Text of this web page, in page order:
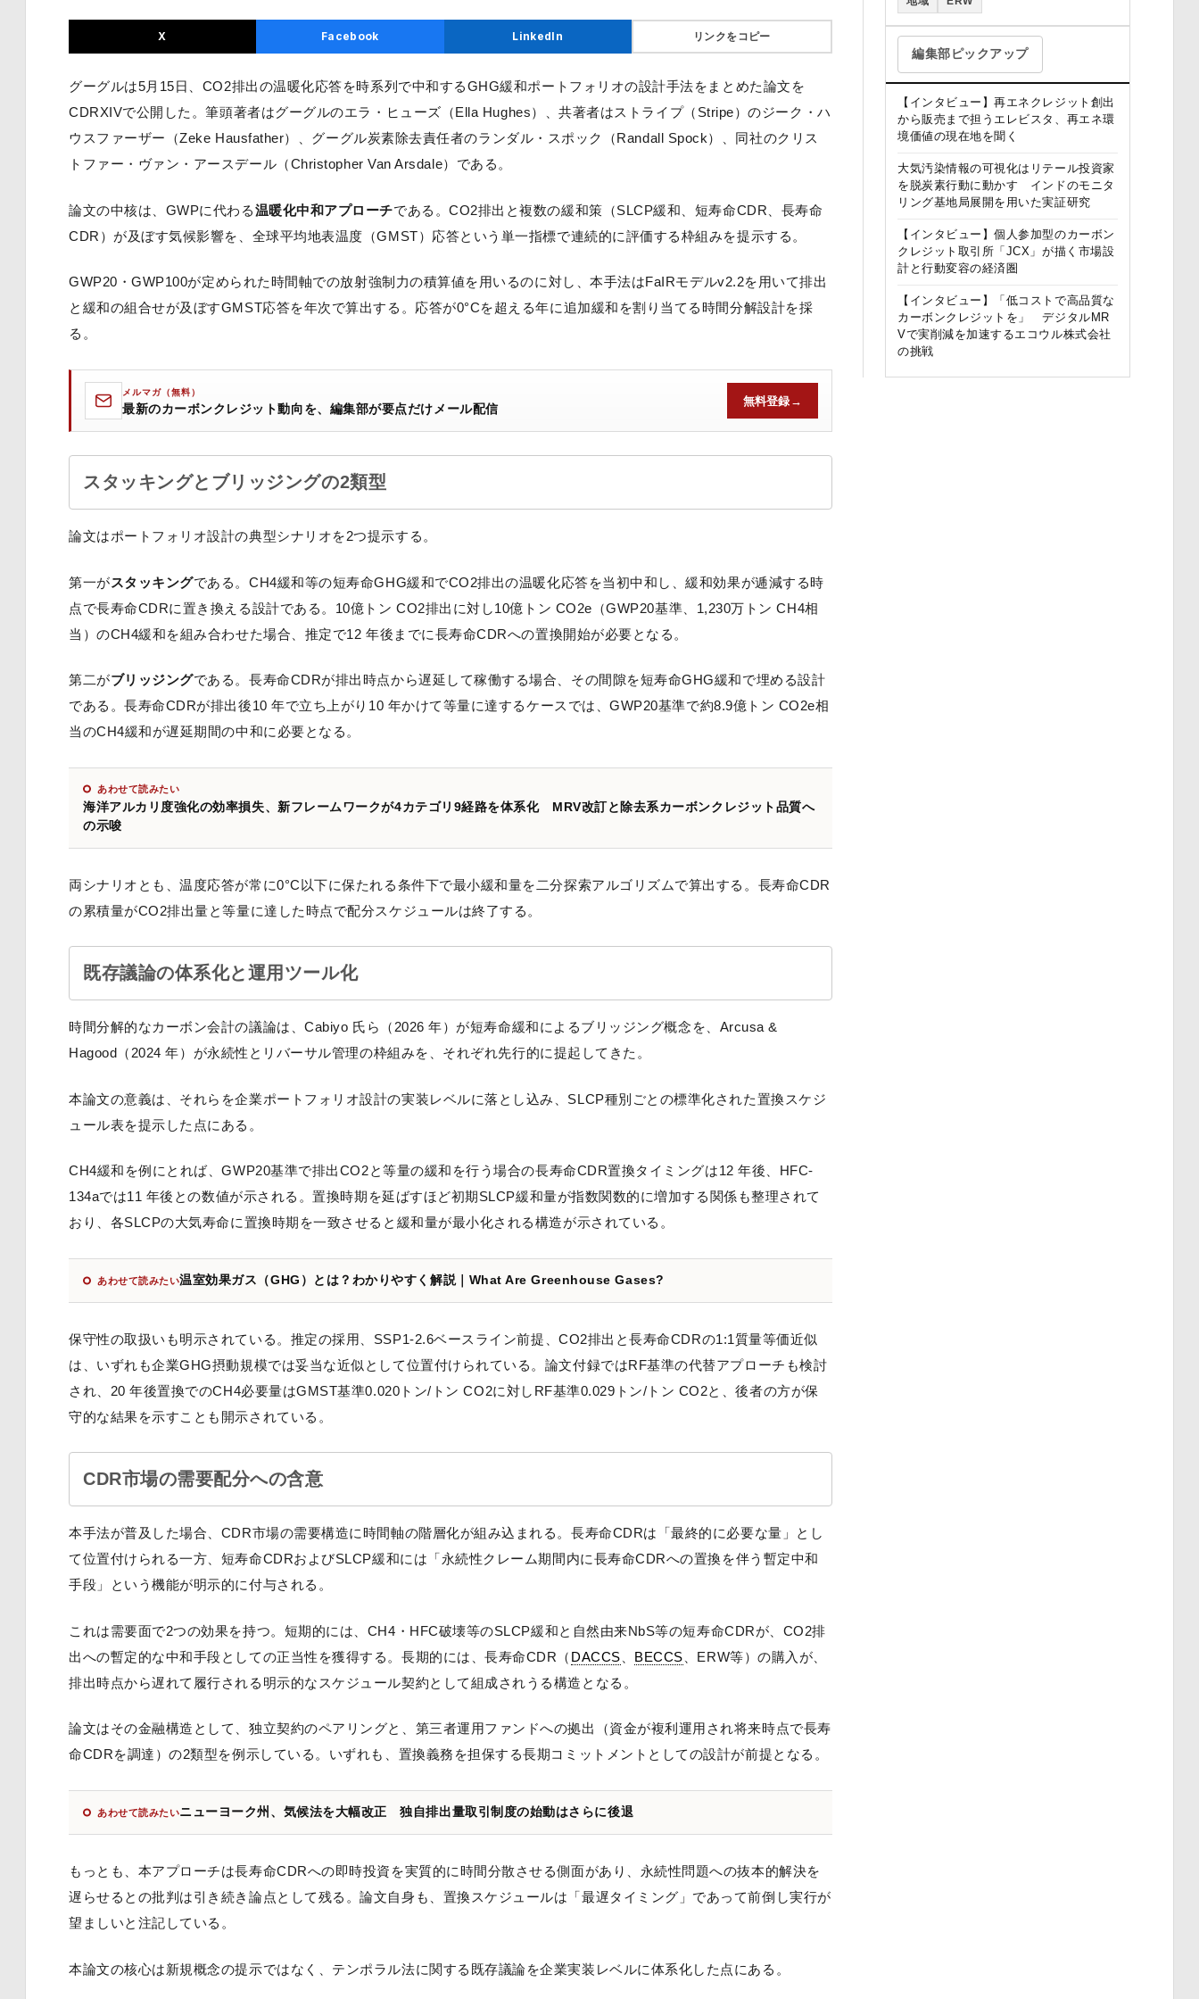
X Facebook LinkedIn リンクをコピー
グーグルは5月15日、CO2排出の温暖化応答を時系列で中和するGHG緩和ポートフォリオの設計手法をまとめた論文を
CDRXIVで公開した。筆頭著者はグーグルのエラ・ヒューズ（Ella Hughes）、共著者はストライプ（Stripe）のジーク・ハ
ウスファーザー（Zeke Hausfather）、グーグル炭素除去責任者のランダル・スポック（Randall Spock）、同社のクリス
トファー・ヴァン・アースデール（Christopher Van Arsdale）である。
論文の中核は、GWPに代わる温暖化中和アプローチである。CO2排出と複数の緩和策（SLCP緩和、短寿命CDR、長寿命
CDR）が及ぼす気候影響を、全球平均地表温度（GMST）応答という単一指標で連続的に評価する枠組みを提示する。
GWP20・GWP100が定められた時間軸での放射強制力の積算値を用いるのに対し、本手法はFaIRモデルv2.2を用いて排出
と緩和の組合せが及ぼすGMST応答を年次で算出する。応答が0°Cを超える年に追加緩和を割り当てる時間分解設計を採
る。
メルマガ（無料）
最新のカーボンクレジット動向を、編集部が要点だけメール配信
無料登録 →
スタッキングとブリッジングの2類型
論文はポートフォリオ設計の典型シナリオを2つ提示する。
第一がスタッキングである。CH4緩和等の短寿命GHG緩和でCO2排出の温暖化応答を当初中和し、緩和効果が逓減する時
点で長寿命CDRに置き換える設計である。10億トン CO2排出に対し10億トン CO2e（GWP20基準、1,230万トン CH4相
当）のCH4緩和を組み合わせた場合、推定で12 年後までに長寿命CDRへの置換開始が必要となる。
第二がブリッジングである。長寿命CDRが排出時点から遅延して稼働する場合、その間隙を短寿命GHG緩和で埋める設計
である。長寿命CDRが排出後10 年で立ち上がり10 年かけて等量に達するケースでは、GWP20基準で約8.9億トン CO2e相
当のCH4緩和が遅延期間の中和に必要となる。
あわせて読みたい
海洋アルカリ度強化の効率損失、新フレームワークが4カテゴリ9経路を体系化 MRV改訂と除去系カーボンクレジット品質へ
の示唆
両シナリオとも、温度応答が常に0°C以下に保たれる条件下で最小緩和量を二分探索アルゴリズムで算出する。長寿命CDR
の累積量がCO2排出量と等量に達した時点で配分スケジュールは終了する。
既存議論の体系化と運用ツール化
時間分解的なカーボン会計の議論は、Cabiyo 氏ら（2026 年）が短寿命緩和によるブリッジング概念を、Arcusa &
Hagood（2024 年）が永続性とリバーサル管理の枠組みを、それぞれ先行的に提起してきた。
本論文の意義は、それらを企業ポートフォリオ設計の実装レベルに落とし込み、SLCP種別ごとの標準化された置換スケジ
ュール表を提示した点にある。
CH4緩和を例にとれば、GWP20基準で排出CO2と等量の緩和を行う場合の長寿命CDR置換タイミングは12 年後、HFC-
134aでは11 年後との数値が示される。置換時期を延ばすほど初期SLCP緩和量が指数関数的に増加する関係も整理されて
おり、各SLCPの大気寿命に置換時期を一致させると緩和量が最小化される構造が示されている。
あわせて読みたい温室効果ガス（GHG）とは？わかりやすく解説｜What Are Greenhouse Gases?
保守性の取扱いも明示されている。推定の採用、SSP1-2.6ベースライン前提、CO2排出と長寿命CDRの1:1質量等価近似
は、いずれも企業GHG摂動規模では妥当な近似として位置付けられている。論文付録ではRF基準の代替アプローチも検討
され、20 年後置換でのCH4必要量はGMST基準0.020トン/トン CO2に対しRF基準0.029トン/トン CO2と、後者の方が保
守的な結果を示すことも開示されている。
CDR市場の需要配分への含意
本手法が普及した場合、CDR市場の需要構造に時間軸の階層化が組み込まれる。長寿命CDRは「最終的に必要な量」とし
て位置付けられる一方、短寿命CDRおよびSLCP緩和には「永続性クレーム期間内に長寿命CDRへの置換を伴う暫定中和
手段」という機能が明示的に付与される。
これは需要面で2つの効果を持つ。短期的には、CH4・HFC破壊等のSLCP緩和と自然由来NbS等の短寿命CDRが、CO2排
出への暫定的な中和手段としての正当性を獲得する。長期的には、長寿命CDR（ DACCS BECCS 、ERW等）の購入が、
排出時点から遅れて履行される明示的なスケジュール契約として組成されうる構造となる。
論文はその金融構造として、独立契約のペアリングと、第三者運用ファンドへの拠出（資金が複利運用され将来時点で長寿
命CDRを調達）の2類型を例示している。いずれも、置換義務を担保する長期コミットメントとしての設計が前提となる。
あわせて読みたいニューヨーク州、気候法を大幅改正 独自排出量取引制度の始動はさらに後退
もっとも、本アプローチは長寿命CDRへの即時投資を実質的に時間分散させる側面があり、永続性問題への抜本的解決を
遅らせるとの批判は引き続き論点として残る。論文自身も、置換スケジュールは「最遅タイミング」であって前倒し実行が
望ましいと注記している。
本論文の核心は新規概念の提示ではなく、テンポラル法に関する既存議論を企業実装レベルに体系化した点にある。
編集部ピックアップ
【インタビュー】再エネクレジット創出
から販売まで担うエレビスタ、再エネ環
境価値の現在地を聞く
大気汚染情報の可視化はリテール投資家
を脱炭素行動に動かす インドのモニタ
リング基地局展開を用いた実証研究
【インタビュー】個人参加型のカーボン
クレジット取引所「JCX」が描く市場設
計と行動変容の経済圏
【インタビュー】「低コストで高品質な
カーボンクレジットを」 デジタルMR
Vで実削減を加速するエコウル株式会社
の挑戦